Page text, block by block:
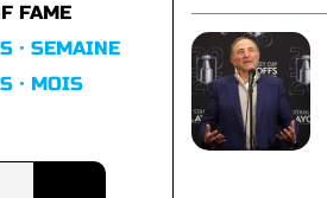
FAME
· SEMAINE
· MOIS